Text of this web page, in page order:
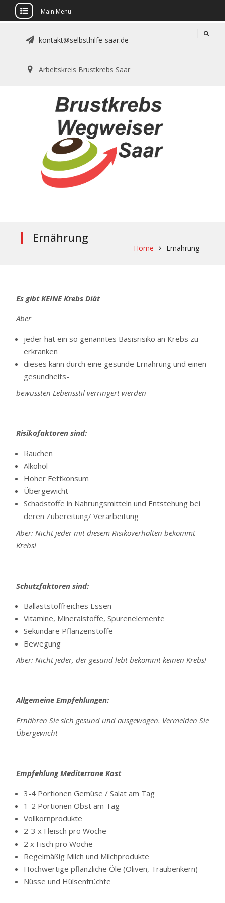
Main Menu
kontakt@selbsthilfe-saar.de
Arbeitskreis Brustkrebs Saar
Ernährung
Home Ernährung
Es gibt KEINE Krebs Diät
Aber
jeder hat ein so genanntes Basisrisiko an Krebs zu
erkranken
dieses kann durch eine gesunde Ernährung und einen
gesundheits-
bewussten Lebensstil verringert werden
Risikofaktoren sind:
Rauchen
Alkohol
Hoher Fettkonsum
Übergewicht
Schadstoffe in Nahrungsmitteln und Entstehung bei
deren Zubereitung/ Verarbeitung
Aber: Nicht jeder mit diesem Risikoverhalten bekommt
Krebs!
Schutzfaktoren sind:
Ballaststoffreiches Essen
Vitamine, Mineralstoffe, Spurenelemente
Sekundäre Pflanzenstoffe
Bewegung
Aber: Nicht jeder, der gesund lebt bekommt keinen Krebs!
Allgemeine Empfehlungen:
Ernähren Sie sich gesund und ausgewogen. Vermeiden Sie
Übergewicht
Empfehlung Mediterrane Kost
3-4 Portionen Gemüse / Salat am Tag
1-2 Portionen Obst am Tag
Vollkornprodukte
2-3 x Fleisch pro Woche
2 x Fisch pro Woche
Regelmäßig Milch und Milchprodukte
Hochwertige pflanzliche Öle (Oliven, Traubenkern)
Nüsse und Hülsenfrüchte